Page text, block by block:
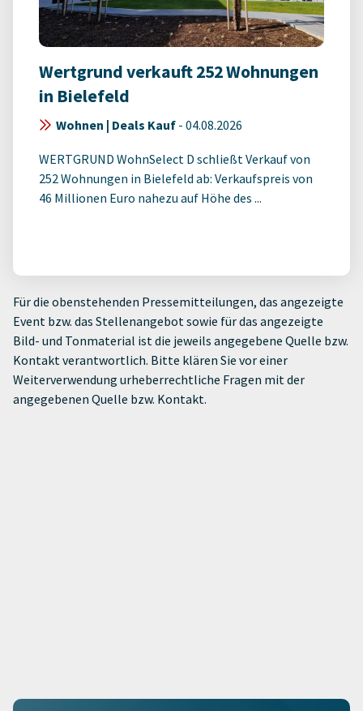
Wertgrund verkauft 252 Wohnungen
in Bielefeld
Wohnen | Deals Kauf - 04.08.2026
WERTGRUND WohnSelect D schließt Verkauf von
252 Wohnungen in Bielefeld ab: Verkaufspreis von
46 Millionen Euro nahezu auf Höhe des ...
Für die obenstehenden Pressemitteilungen, das angezeigte
Event bzw. das Stellenangebot sowie für das angezeigte
Bild- und Tonmaterial ist die jeweils angegebene Quelle bzw.
Kontakt verantwortlich. Bitte klären Sie vor einer
Weiterverwendung urheberrechtliche Fragen mit der
angegebenen Quelle bzw. Kontakt.